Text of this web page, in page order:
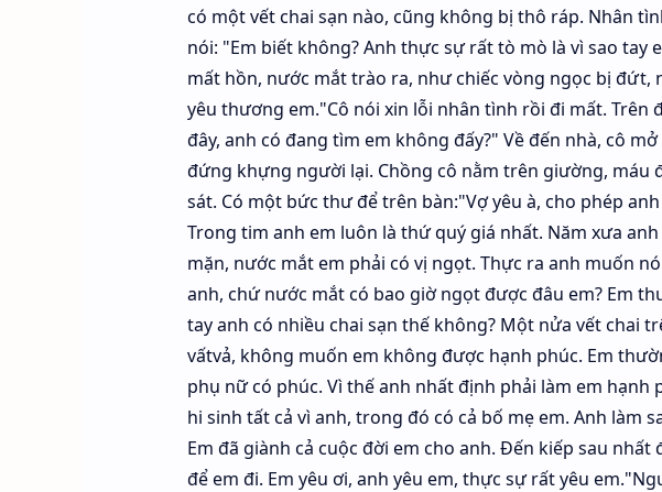
có một vết chai sạn nào, cũng không bị thô ráp. Nhân
nói: "Em biết không? Anh thực sự rất tò mò là vì sao
mất hồn, nước mắt trào ra, như chiếc vòng ngọc bị
yêu thương em."Cô nói xin lỗi nhân tình rồi đi mất. Trên
đây, anh có đang tìm em không đấy?" Về đến nhà, cô
đứng khựng người lại. Chồng cô nằm trên giường, máu
sát. Có một bức thư để trên bàn:"Vợ yêu à, cho phép
Trong tim anh em luôn là thứ quý giá nhất. Năm xưa
mặn, nước mắt em phải có vị ngọt. Thực ra anh muốn
anh, chứ nước mắt có bao giờ ngọt được đâu em? Em
tay anh có nhiều chai sạn thế không? Một nửa vết chai
vấtvả, không muốn em không được hạnh phúc. Em
phụ nữ có phúc. Vì thế anh nhất định phải làm em
hi sinh tất cả vì anh, trong đó có cả bố mẹ em. Anh làm
Em đã giành cả cuộc đời em cho anh. Đến kiếp sau
để em đi. Em yêu ơi, anh yêu em, thực sự rất yêu